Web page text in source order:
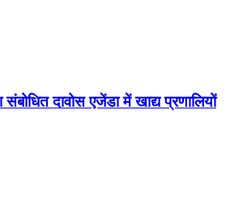
दावोस एजेंडा में खाद्य प्रणालियों